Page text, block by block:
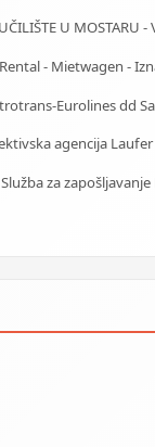
agencija